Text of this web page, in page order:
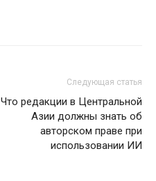
Следующая статья
Что редакции в Центральной
Азии должны знать об
авторском праве при
использовании ИИ